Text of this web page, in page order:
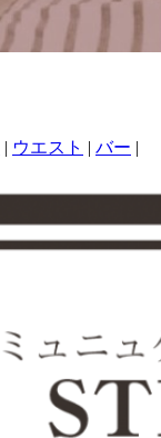
| ウエスト | バー |